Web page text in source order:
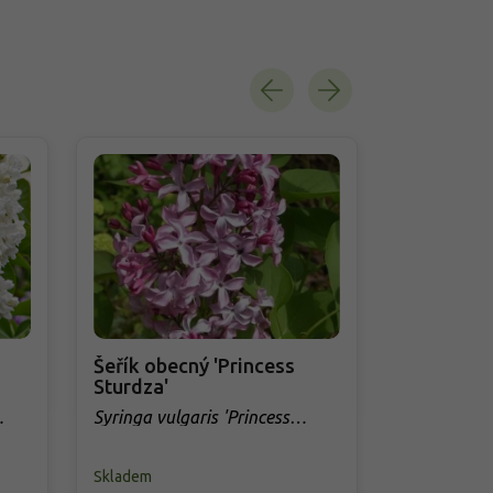
Šeřík obecný 'Princess
Sturdza'
Syringa vulgaris 'Princess
Skladem